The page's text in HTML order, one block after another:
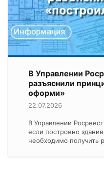
В Управлении
разъяснили
оформи»
22.07.2026
В Управлении
если построено
необходимо получить